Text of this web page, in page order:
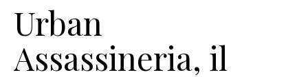
Urban
Assassineria, il